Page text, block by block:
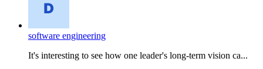
software engineering
It's interesting to see how one leader's long-term vision ca...